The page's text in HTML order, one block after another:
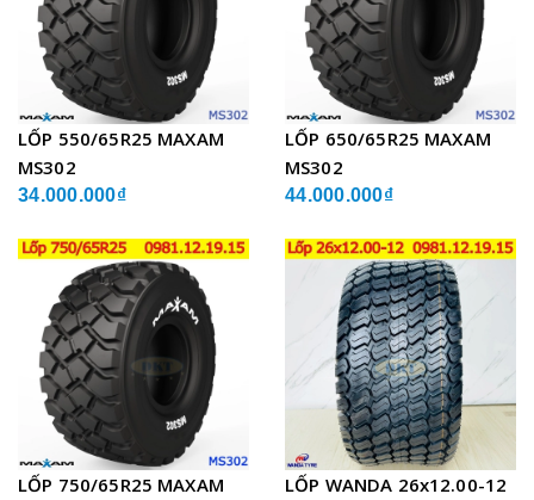
LỐP 550/65R25 MAXAM
MS302
34.000.000₫
LỐP 650/65R25 MAXAM
MS302
44.000.000₫
LỐP 750/65R25 MAXAM
LỐP WANDA 26x12.00-12